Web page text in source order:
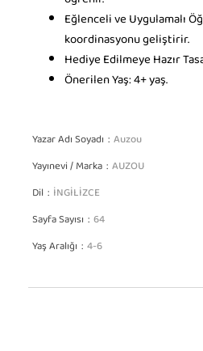
Eğlenceli ve Uygulamalı
koordinasyonu geliştirir.
Hediye Edilmeye Hazır
Önerilen Yaş: 4+ yaş.
Yazar Adı Soyadı Auzou
Yayınevi / Marka AUZOU
Dil İNGİLİZCE
Sayfa Sayısı 64
Yaş Aralığı 4-6